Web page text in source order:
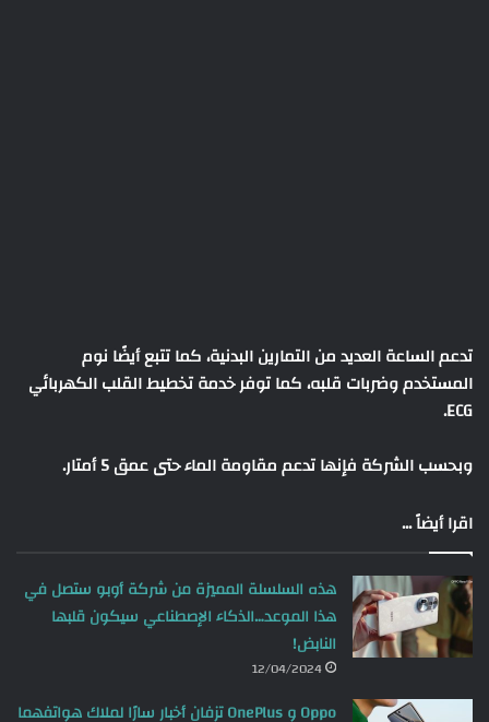
تدعم الساعة العديد من التمارين البدنية، كما تتبع أيضًا نوم
المستخدم وضربات قلبه، كما توفر خدمة تخطيط القلب الكهربائي
ECG.
وبحسب الشركة فإنها تدعم مقاومة الماء حتى عمق 5 أمتار.
اقرا أيضاً ...
هذه السلسلة المميزة من شركة أوبو ستصل في
هذا الموعد…الذكاء الإصطناعي سيكون قلبها
النابض!
12/04/2024
Oppo و OnePlus تزفان أخبار سارًا لملاك هواتفهما